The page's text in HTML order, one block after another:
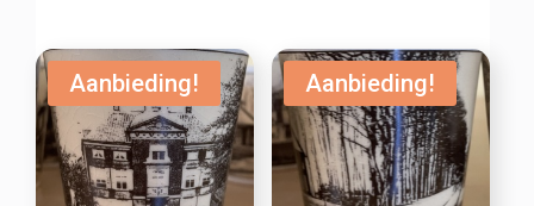
Aanbieding! Aanbieding!